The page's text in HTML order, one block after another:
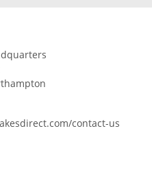
contact-us